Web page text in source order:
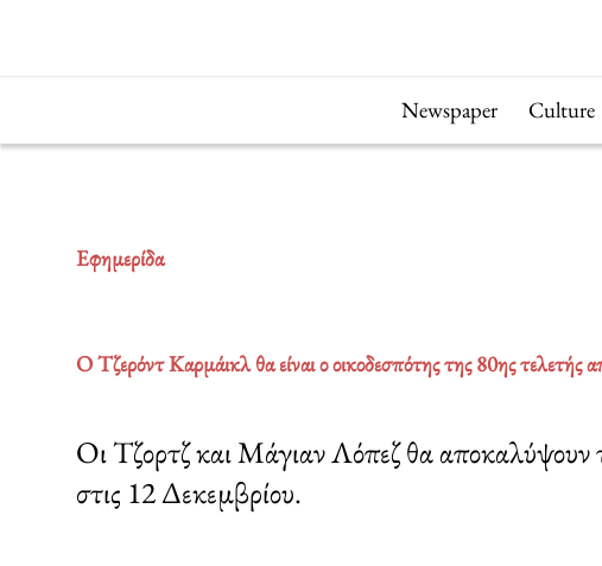
Newspaper Culture
Εφημερίδα
Ο Τζερόντ Καρμάικλ θα είναι ο οικοδεσπότης της 80ης
Οι Τζορτζ και Μάγιαν Λόπεζ θα αποκαλύψουν
στις 12 Δεκεμβρίου.